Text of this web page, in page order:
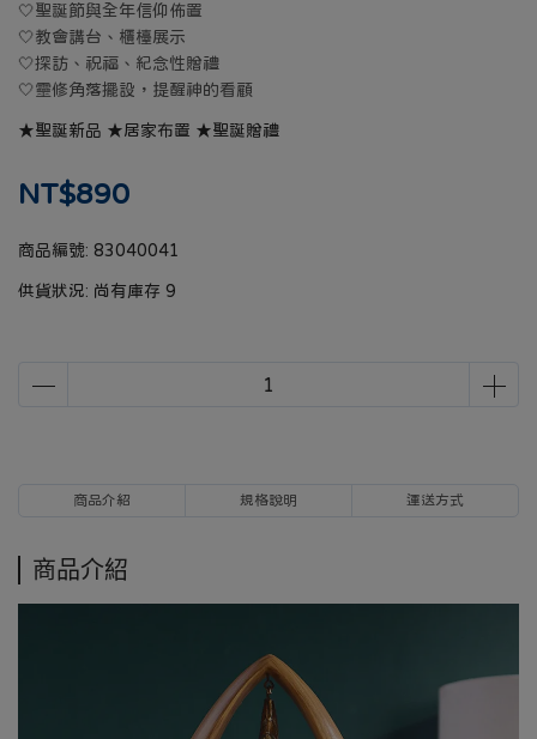
🤍聖誕節與全年信仰佈置
🤍教會講台、櫃檯展示
🤍探訪、祝福、紀念性贈禮
🤍靈修角落擺設，提醒神的看顧
★聖誕新品 ★居家布置 ★聖誕贈禮
NT$890
商品編號: 83040041
供貨狀況: 尚有庫存 9
商品介紹 規格說明 運送方式
商品介紹